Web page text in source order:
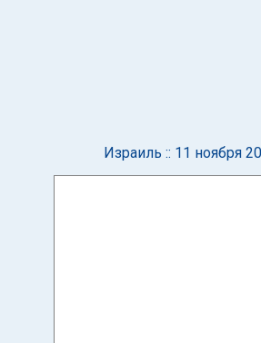
Израиль :: 11 ноября